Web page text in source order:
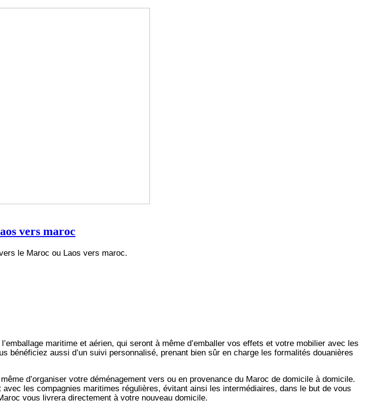
vers maroc
le Maroc ou Laos vers maroc.
maritime et aérien, qui seront à même d’emballer vos effets et votre mobilier avec les
bénéficiez aussi d’un suivi personnalisé, prenant bien sûr en charge les formalités douanières
d’organiser votre déménagement vers ou en provenance du Maroc de domicile à domicile.
les compagnies maritimes régulières, évitant ainsi les intermédiaires, dans le but de vous
vous livrera directement à votre nouveau domicile.